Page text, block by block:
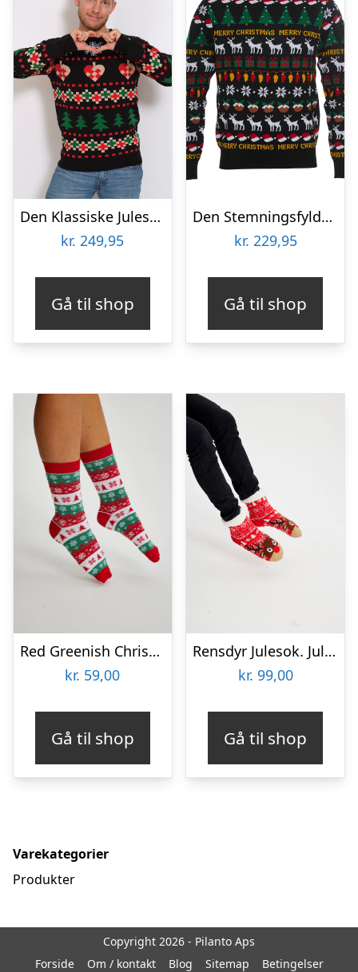
Den Klassiske Julesweater Sort – herre / mænd
kr. 249,95
Gå til shop
Den Stemningsfyldte Julesweater Børn
kr. 229,95
Gå til shop
Red Greenish Christmas Socks. Julesokker
kr. 59,00
Gå til shop
Rensdyr Julesok. Julesokker
kr. 99,00
Gå til shop
Varekategorier
Produkter
Copyright 2026 - Pilanto Aps
Forside
Om / kontakt Blog Sitemap Betingelser